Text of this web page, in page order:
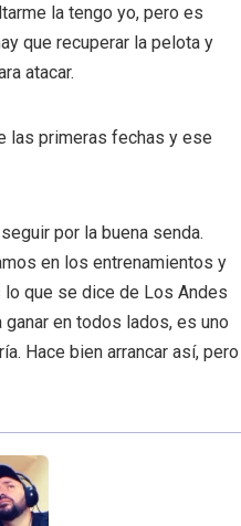
la tengo yo, pero es
que recuperar la pelota y
atacar.
las primeras fechas y ese
por la buena senda.
en los entrenamientos y
lo que se dice de Los Andes
en todos lados, es uno
Hace bien arrancar así, pero